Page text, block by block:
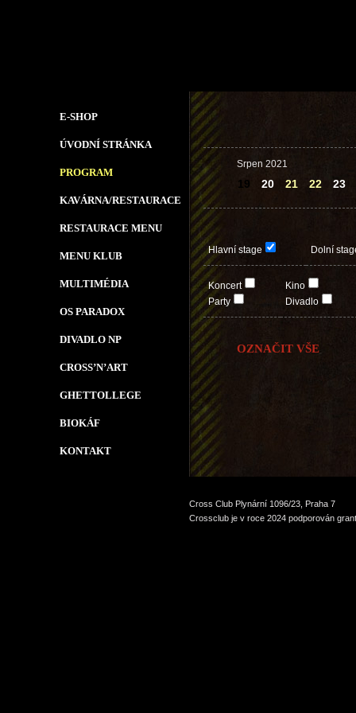
E-SHOP
ÚVODNÍ STRÁNKA
PROGRAM
KAVÁRNA/RESTAURACE
RESTAURACE MENU
MENU KLUB
MULTIMÉDIA
OS PARADOX
DIVADLO NP
CROSS’N’ART
GHETTOLLEGE
BIOKÁF
KONTAKT
Srpen 2021
19 20 21 22 23
Hlavní stage Dolní
Koncert
Party
Kino
Divadlo
OZNAČIT VŠE
Cross Club Plynární 1096/23, Praha 7
Crossclub je v roce 2024 podporován